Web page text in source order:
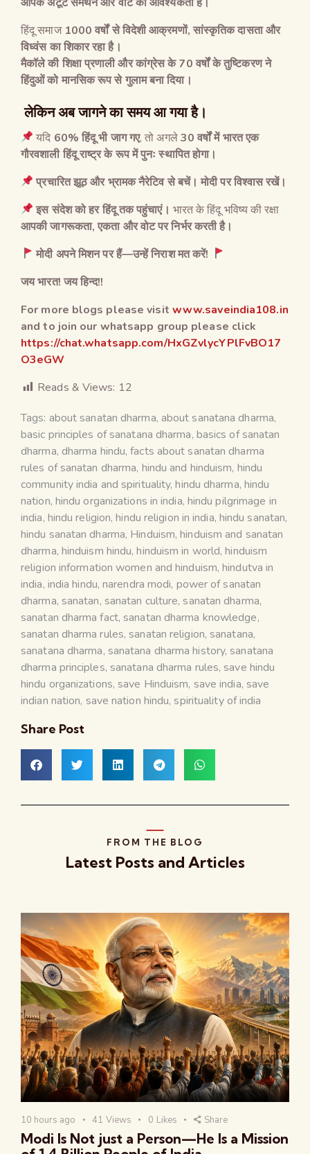
हिंदू समाज 1000वर्षों से विदेशी आक्रमणों, सांस्कृतिक दासता और
विध्वंस का शिकार रहा है।
मैकॉले की शिक्षा प्रणाली और कांग्रेस के70 वर्षों के तुष्टिकरण ने
हिंदुओं को मानसिक रूप से गुलाम बना दिया।
लेकिन अब जागने का समय आ गया है।
यदि 60%हिंदू भी जाग गए, तो अगले30वर्षों में भारत एक
गौरवशाली हिंदू राष्ट्र के रूप में पुनः स्थापित होगा।
प्रचारित झूठ और भ्रामक नैरेटिव से बचें। मोदी पर विश्वास रखें।
इस संदेश को हर हिंदू तक पहुंचाएं। भारत के हिंदू भविष्य की रक्षा
आपकी जागरूकता,एकता और वोट पर निर्भर करती है।
मोदी अपने मिशन पर हैं—उन्हें निराश मत करें!
जय भारत! जय हिन्द!!
For more blogs please visit www.saveindia108.in
and to join our whatsapp group please click
https://chat.whatsapp.com/HxGZvlycYPlFvBO17
O3eGW
Reads & Views: 12
Tags: about sanatan dharma, about sanatana dharma,
basic principles of sanatana dharma, basics of sanatan
dharma, dharma hindu,facts about sanatan dharma
rules of sanatan dharma, hindu and hinduism, hindu
community india and spirituality,hindu dharma, hindu
nation, hindu organizations in india, hindu pilgrimage in
india, hindu religion,hindu religion in india, hindu sanatan,
hindu sanatan dharma, Hinduism,hinduism and sanatan
dharma, hinduism hindu,hinduism in world,hinduism
religion information women and hinduism,hindutva in
india, india hindu,narendra modi, power of sanatan
dharma, sanatan, sanatan culture, sanatan dharma,
sanatan dharma fact, sanatan dharma knowledge,
sanatan dharma rules, sanatan religion, sanatana,
sanatana dharma, sanatana dharma history, sanatana
dharma principles, sanatana dharma rules, save hindu
hindu organizations, save Hinduism, save india, save
indian nation, save nation hindu, spirituality of india
Share Post
FROM THE BLOG
Latest Posts and Articles
10 hours ago 41 Views 0 Likes Share
Modi Is Not just a Person—He Is a Mission